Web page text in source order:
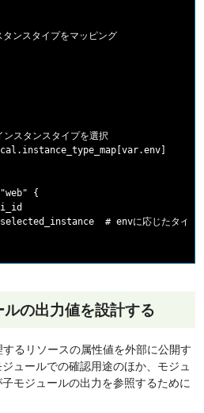
ンスタイプをマッピング
スタンスタイプを選択
{
# envに応じたタイプ
の出力値を設計する
るリソースの属性値を外部に公開す
ュールでの確認用途のほか、モジュ
モジュールの出力を参照するために